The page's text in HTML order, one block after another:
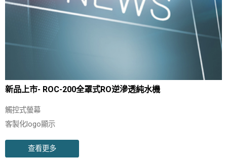
新品上市- ROC-200全罩式RO逆滲透純水機
觸控式螢幕
客製化logo顯示
自動止水濾心
省空間結構設計
查看更多